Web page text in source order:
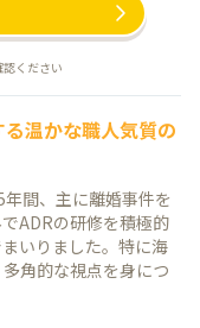
ください
温かな職人気質の
間、主に離婚事件を
ADRの研修を積極的
いりました。特に海
角的な視点を身につ